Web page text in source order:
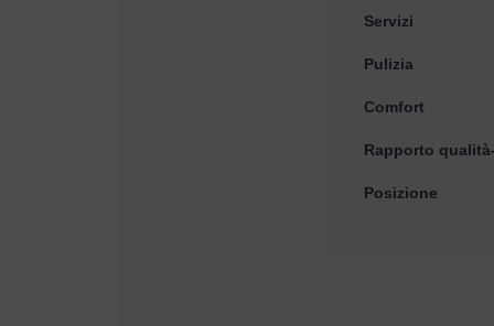
Servizi
Pulizia
Comfort
Rapporto
Posizione